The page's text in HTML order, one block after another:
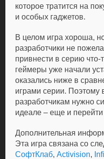
которое тратится на
и особых гаджетов.
В целом игра хороша,
разработчики не
привнести в серию
геймеры уже начали
оказались ниже в
играми серии. Поэтому
разработчикам нужно
идеале – еще и
Дополнительная
Эта игра связана со
СофтКлаб,Activision,